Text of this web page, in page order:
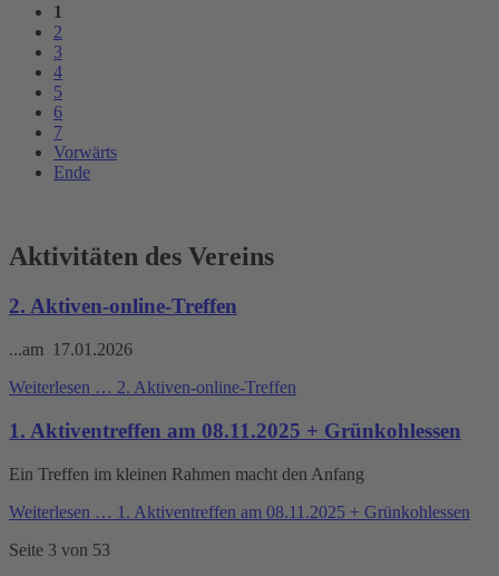
1
2
3
4
5
6
7
Vorwärts
Ende
Aktivitäten des Vereins
2. Aktiven-online-Treffen
...am 17.01.2026
Weiterlesen … 2. Aktiven-online-Treffen
1. Aktiventreffen am 08.11.2025 + Grünkohlessen
Ein Treffen im kleinen Rahmen macht den Anfang
Weiterlesen … 1. Aktiventreffen am 08.11.2025 + Grünkohlessen
Seite 3 von 53